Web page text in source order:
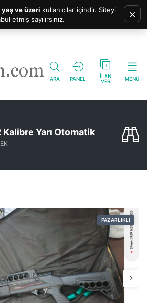
ARA PANEL
İLAN
VER
MENÜ
Yarı Otomatik
PAZARLIKLI
yaş ve üzeri kullanıcılar içindir. Siteyi
etmiş sayılırsınız.
×